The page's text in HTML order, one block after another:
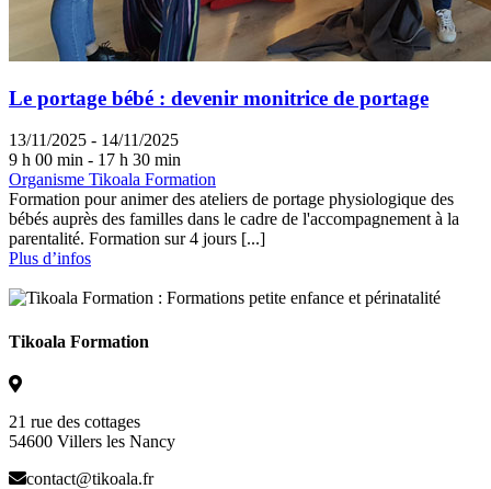
Le portage bébé : devenir monitrice de portage
13/11/2025 - 14/11/2025
9 h 00 min - 17 h 30 min
Organisme Tikoala Formation
Formation pour animer des ateliers de portage physiologique des
bébés auprès des familles dans le cadre de l'accompagnement à la
parentalité. Formation sur 4 jours [...]
Plus d’infos
Tikoala Formation
21 rue des cottages
54600 Villers les Nancy
contact@tikoala.fr